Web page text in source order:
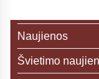
Naujienos
Švietimo